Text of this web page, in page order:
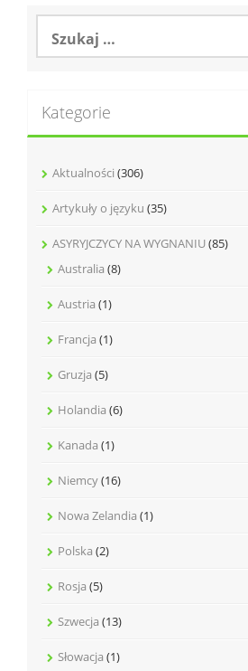
Szukaj:
Kategorie
Aktualności (306)
Artykuły o języku (35)
ASYRYJCZYCY NA WYGNANIU(85)
Australia (8)
Austria (1)
Francja (1)
Gruzja (5)
Holandia (6)
Kanada (1)
Niemcy(16)
Nowa Zelandia (1)
Polska (2)
Rosja (5)
Szwecja (13)
Słowacja (1)